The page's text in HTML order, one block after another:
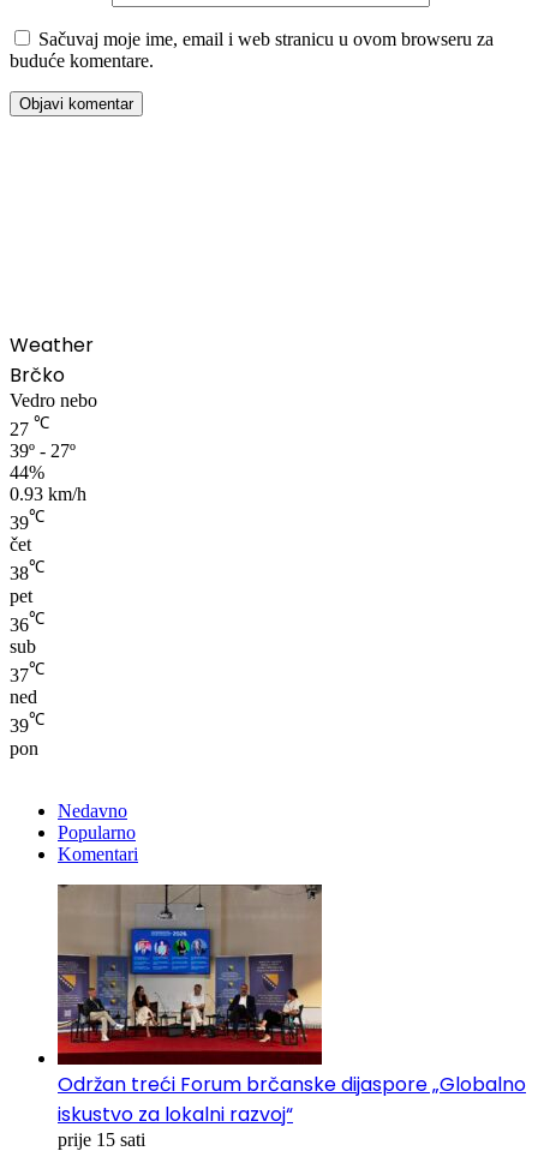
Sačuvaj moje ime, email i web stranicu u ovom browseru za
buduće komentare.
Weather
Brčko
Vedro nebo
27 ℃
39º - 27º
44%
0.93 km/h
39℃
čet
38℃
pet
36℃
sub
37℃
ned
39℃
pon
Nedavno
Popularno
Komentari
Održan treći Forum brčanske dijaspore „Globalno
iskustvo za lokalni razvoj“
prije 15 sati